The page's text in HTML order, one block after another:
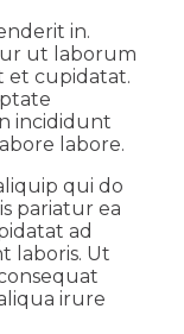
in.
ut laborum
et cupidatat.
incididunt
labore.
qui do
pariatur ea
ad
laboris. Ut
irure